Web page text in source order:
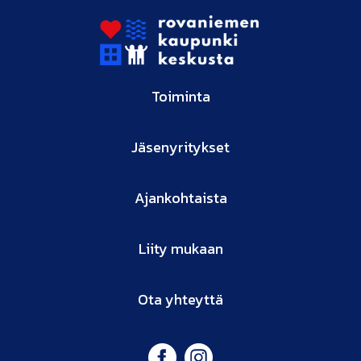
Toiminta
Jäsenyritykset
Ajankohtaista
Liity mukaan
Ota yhteyttä